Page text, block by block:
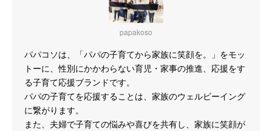
papakoso
パパコソは、「パパの子育てから家族に笑顔を。」をモッ
トーに、性別にかかわらない育児・家事の推進、応援をす
る子育て応援ブランドです。
パパの子育てを応援することは、家族のウェルビーイング
に繋がります。
また、夫婦で子育ての悩みや喜びを共有し、家族に笑顔が